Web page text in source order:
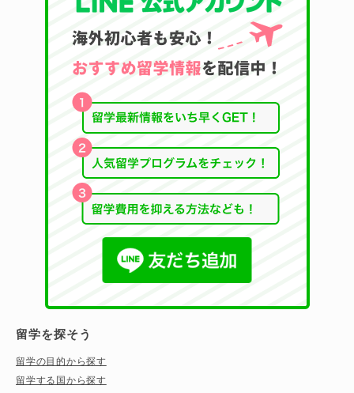
留学を探そう
留学の目的から探す
留学する国から探す